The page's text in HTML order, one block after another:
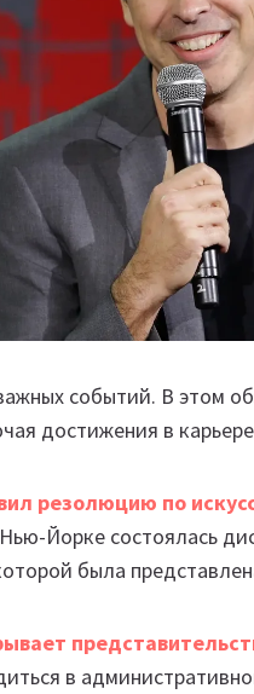
событий. В этом
достижения в
резолюцию по
Йорке состоялась
была
в